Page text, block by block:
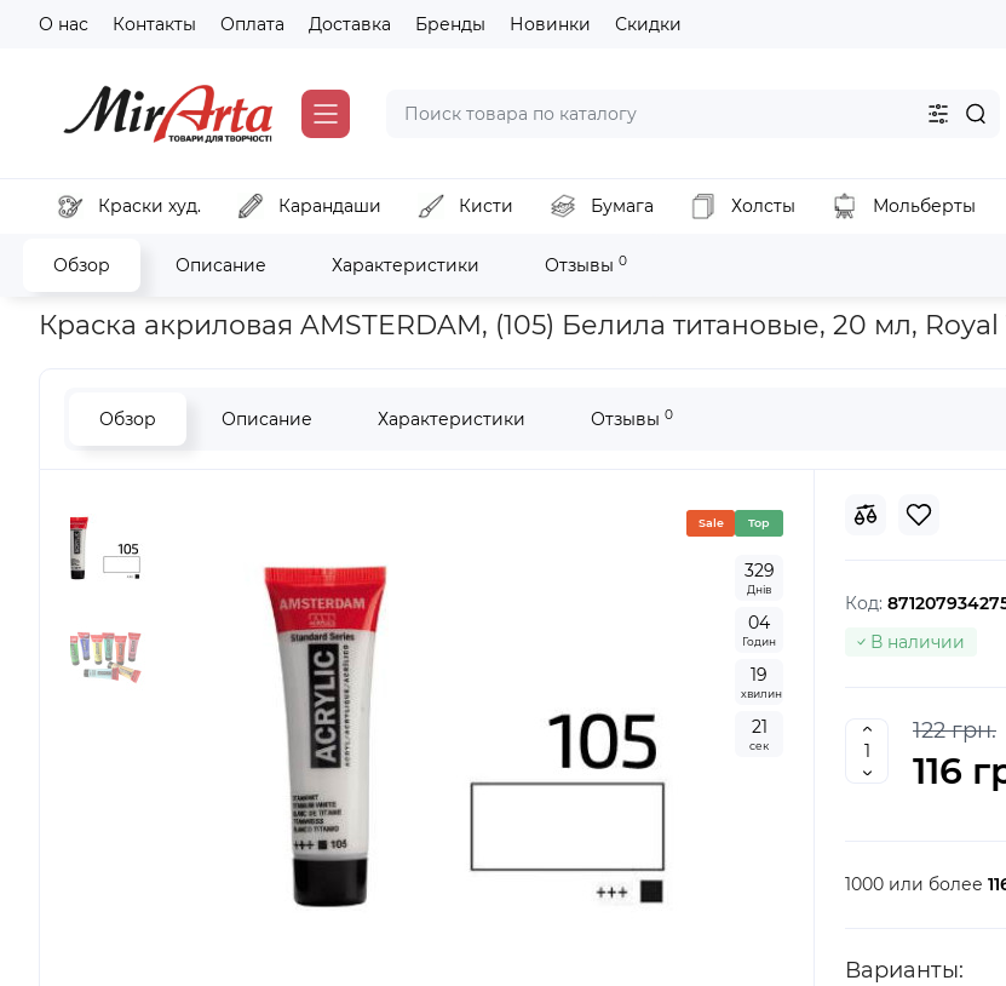
О нас Контакты Оплата Доставка Бренды Новинки Скидки
Краски худ. Карандаши Кисти Бумага Холсты Мольберты
Обзор Описание Характеристики Отзывы 0
Главная Краски художественные Краски Акриловые Краска акриловая AMSTERDAM, (105) Белила титановые,
Краска акриловая AMSTERDAM, (105) Белила титановые, 20 мл, Royal
Обзор Описание Характеристики Отзывы 0
Sale Top
329
Днів
04
Годин
19
хвилин
20
сек
Код:
В наличии
122 грн.
116
1000 или более
Варианты: